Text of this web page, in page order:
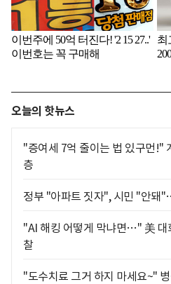
오늘의 핫뉴스
"증여세 7억 줄이는 법 있구먼!"
층
정부 "아파트 짓자", 시민 "안돼
"AI 해킹 어떻게 막냐면…" 美 대
찰
"도수치료 그거 하지 마세요~"